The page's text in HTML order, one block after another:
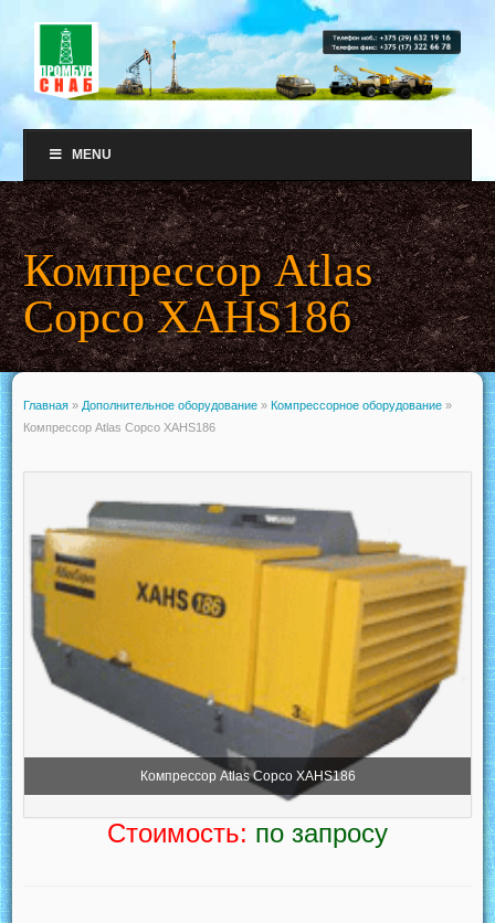
MENU
Компрессор Atlas
Copco XAHS186
Главная » Дополнительное оборудование » Компрессорное оборудование »
Компрессор Atlas Copco XAHS186
Компрессор Atlas Copco XAHS186
Стоимость: по запросу